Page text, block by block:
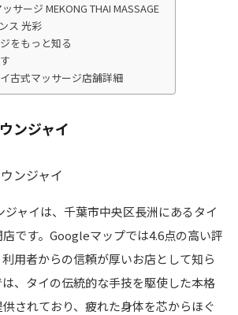
サージ MEKONG THAI MASSAGE
ス 光彩
をもっと知る
古式マッサージ店舗詳細
ンジャイ
ジャイは、千葉市中央区長洲にあるタイ
です。Googleマップでは4.6点の高い評
用者からの信頼が厚いお店として知ら
、タイの伝統的な手技を駆使した本格
されており、疲れた身体を芯からほぐ